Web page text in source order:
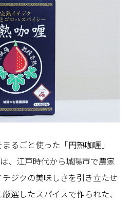
るごと使った「円熟咖喱」
、江戸時代から城陽市で農家
ジクの美味しさを引き立たせ
選したスパイスで作られた、